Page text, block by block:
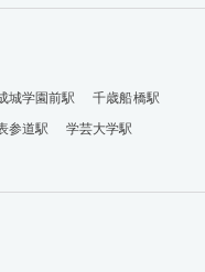
城学園前駅
千歳船橋駅
参道駅
学芸大学駅